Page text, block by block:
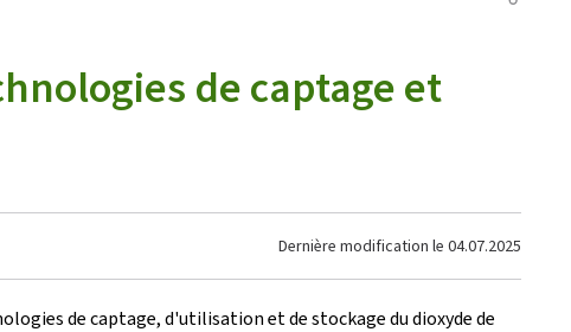
de captage et
Dernière modification le 04.07.2025
de captage, d'utilisation et de stockage du dioxyde de